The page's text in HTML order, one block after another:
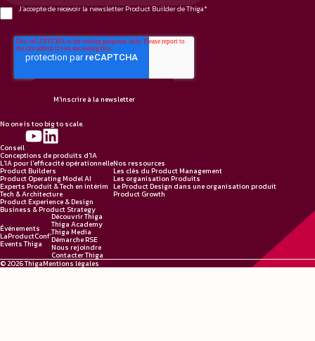
J'accepte de recevoir la newsletter Product Builder de Thiga*
No one is too big to scale.
Conseil
Conceptions de produits d'IA
L'IA pour l'efficacité opérationnelle
Product Builders
Product Operating Model AI
Experts Produit & Tech en intérim
Tech & Architecture
Product Experience & Design
Business & Product Strategy
Nos ressources
Les clés du Product Management
Les organisation Produits
Le Product Design dans une organisation produit
Product Growth
Événements
LaProductConf'
Events Thiga
Découvrir Thiga
Thiga Academy
Thiga Media
Démarche RSE
Nous rejoindre
Contacter Thiga
© 2026 ThigaMentions légales